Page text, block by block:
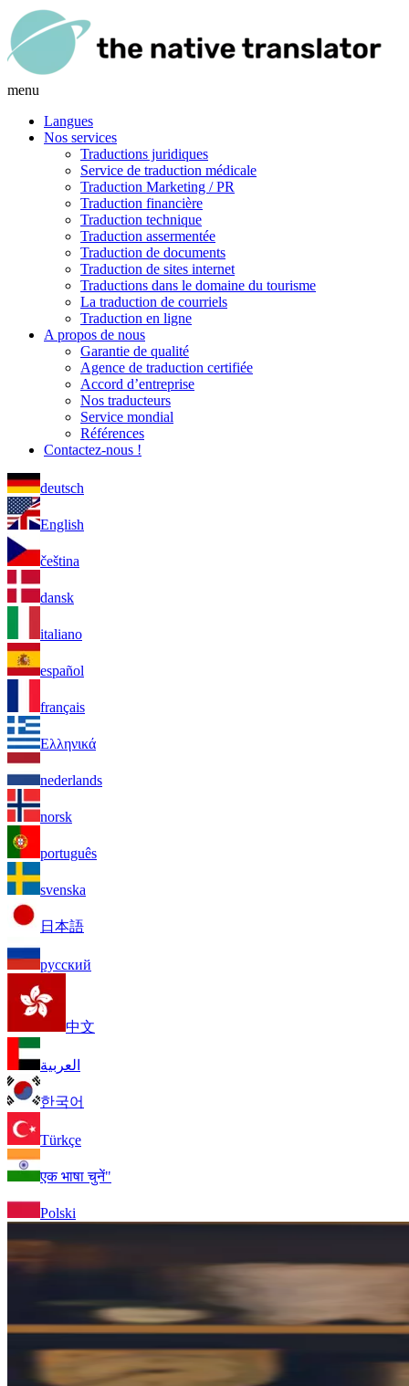
menu
Langues
Nos services
Traductions juridiques
Service de traduction médicale
Traduction Marketing / PR
Traduction financière
Traduction technique
Traduction assermentée
Traduction de documents
Traduction de sites internet
Traductions dans le domaine du tourisme
La traduction de courriels
Traduction en ligne
A propos de nous
Garantie de qualité
Agence de traduction certifiée
Accord d’entreprise
Nos traducteurs
Service mondial
Références
Contactez-nous !
deutsch
English
čeština
dansk
italiano
español
français
Ελληνικά
nederlands
norsk
português
svenska
日本語
русский
中文
العربية
한국어
Türkçe
एक भाषा चुनें"
Polski